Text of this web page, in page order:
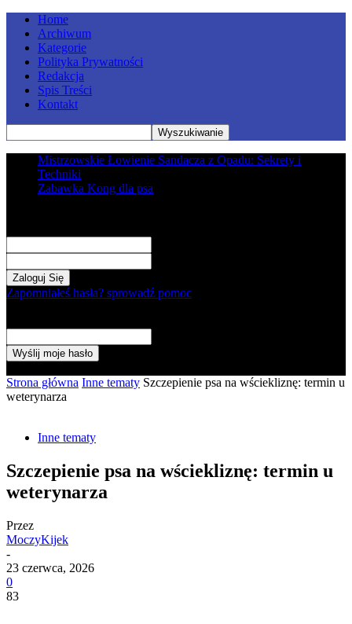
Home
Archiwum
Kategorie
Polityka Prywatności
Redakcja
Spis Treści
Kontakt
Mistrzowskie Łowienie Sandacza z Opadu: Sekrety i
Techniki
Zabawka Kong dla psa
Zapomniałeś hasła? sprowadź pomoc
Strona główna Inne tematy Szczepienie psa na wściekliznę: termin u
weterynarza
Inne tematy
Szczepienie psa na wściekliznę: termin u
weterynarza
Przez
MoczyKijek
-
23 czerwca, 2026
0
83